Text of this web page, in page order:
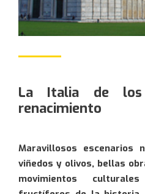
La Italia de
renacimiento
Maravillosos escenarios
viñedos y olivos, bellas
movimientos
This site is protected
GooglePrivacy Policyand